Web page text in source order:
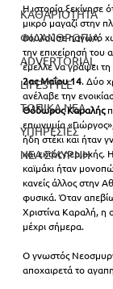
ΚΑΘΑΡΙΟΤΗΤΑ
ΦΙΛΑΝΘΡΩΠΙΑ
ADVERTORIAL
LIFESTYLE
ΤΟΠΙΚΑ ΝΕΑ
ΥΠΗΡΕΣΙΕΣ
ΝΕΑ ΣΜΥΡΝΗ
Η ιστορία ξεκίνησε
μικρό μαγαζί στην
πουλούσε παγωτό
την επιχείρησή του
έμελλε να γράψει
2ας Μαΐου 14. Δύο
ανέλαβε την
Θόδωρος Καραλής
επωνυμία
ήδη στέκι και ήταν
και εκτός
καϊμάκι ήταν
κανείς άλλος στην
φυσικά. Όταν
Χριστίνα Καραλή, η
μέχρι σήμερα.
Ο γνωστός
αποχαιρετά το